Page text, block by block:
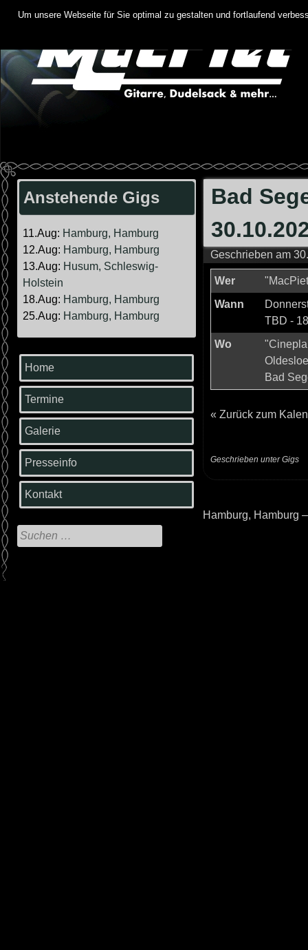
Anstehende Gigs
11.Aug: Hamburg, Hamburg
12.Aug: Hamburg, Hamburg
13.Aug: Husum, Schleswig-
Holstein
18.Aug: Hamburg, Hamburg
25.Aug: Hamburg, Hamburg
Home
Termine
Galerie
Presseinfo
Kontakt
Suche
nach:
Bad
Geschrieben am
Wer
Wann
TBD -
Wo
Bad
« Zurück zum
Geschrieben unterGigs
Beitrags-
Hamburg, Hamburg
Um unsere Webseite für Sie optimal zu gestalten und fortlaufend